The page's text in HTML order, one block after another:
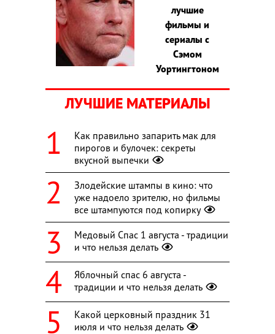
лучшие
фильмы и
сериалы с
Сэмом
Уортингтоном
ЛУЧШИЕ МАТЕРИАЛЫ
Как правильно запарить мак для
пирогов и булочек: секреты
вкусной выпечки
Злодейские штампы в кино: что
уже надоело зрителю, но фильмы
все штампуются под копирку
Медовый Спас 1 августа - традиции
и что нельзя делать
Яблочный спас 6 августа -
традиции и что нельзя делать
Какой церковный праздник 31
июля и что нельзя делать